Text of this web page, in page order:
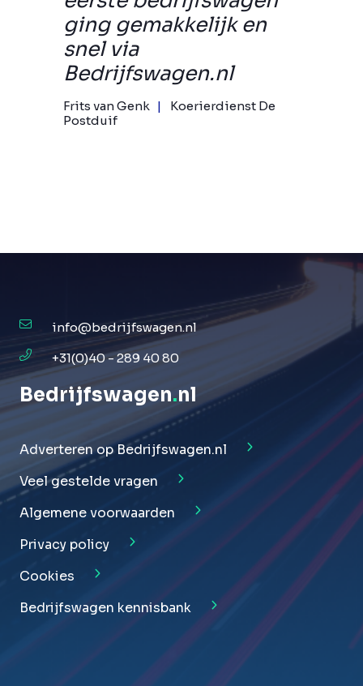
ging gemakkelijk en
snel via
Bedrijfswagen.nl
Frits van Genk
Koerierdienst De
Postduif
info@bedrijfswagen.nl
+31(0)40 - 289 40 80
Bedrijfswagen.nl
Adverteren op Bedrijfswagen.nl
Veel gestelde vragen
Algemene voorwaarden
Privacy policy
Cookies
Bedrijfswagen kennisbank